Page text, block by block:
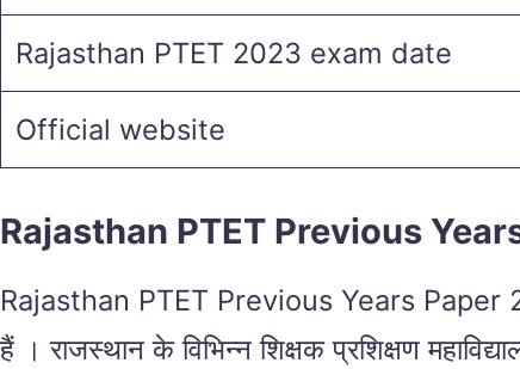
Rajasthan PTET 2023 exam date
Official website
Rajasthan PTET Previous
Rajasthan PTET Previous Years Paper
हैं । राजस्थान के विभिन्न शिक्षक प्रशिक्षण